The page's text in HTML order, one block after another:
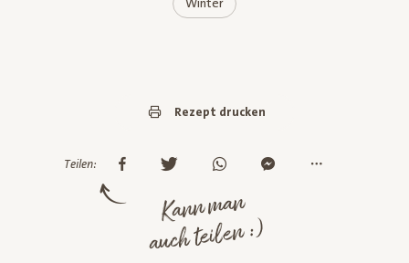
Winter
Rezept drucken
Teilen:
Kann man
auch teilen :)